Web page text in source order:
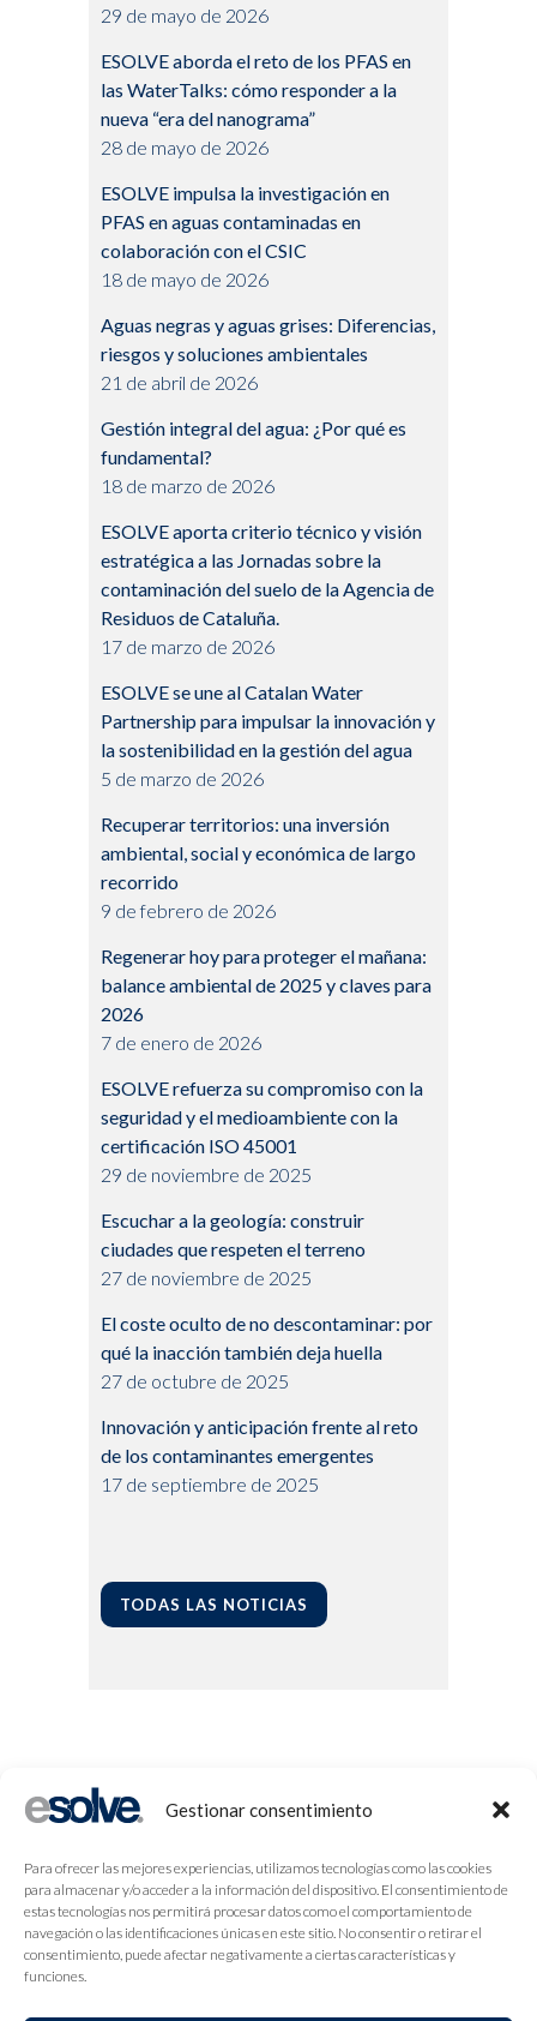
Gestionar consentimiento
Para ofrecer las mejores experiencias, utilizamos tecnologías como las cookies
para almacenar y/o acceder a la información del dispositivo. El consentimiento de
estas tecnologías nos permitirá procesar datos como el comportamiento de
navegación o las identificaciones únicas en este sitio. No consentir o retirar el
consentimiento, puede afectar negativamente a ciertas características y
funciones.
29 de mayo de 2026
ESOLVE aborda el reto de los PFAS en
las WaterTalks: cómo responder a la
nueva “era del nanograma”
28 de mayo de 2026
ESOLVE impulsa la investigación en
PFAS en aguas contaminadas en
colaboración con el CSIC
18 de mayo de 2026
Aguas negras y aguas grises: Diferencias,
riesgos y soluciones ambientales
21 de abril de 2026
Gestión integral del agua: ¿Por qué es
fundamental?
18 de marzo de 2026
ESOLVE aporta criterio técnico y visión
estratégica a las Jornadas sobre la
contaminación del suelo de la Agencia de
Residuos de Cataluña.
17 de marzo de 2026
ESOLVE se une al Catalan Water
Partnership para impulsar la innovación y
la sostenibilidad en la gestión del agua
5 de marzo de 2026
Recuperar territorios: una inversión
ambiental, social y económica de largo
recorrido
9 de febrero de 2026
Regenerar hoy para proteger el mañana:
balance ambiental de 2025 y claves para
2026
7 de enero de 2026
ESOLVE refuerza su compromiso con la
seguridad y el medioambiente con la
certificación ISO 45001
29 de noviembre de 2025
Escuchar a la geología: construir
ciudades que respeten el terreno
27 de noviembre de 2025
El coste oculto de no descontaminar: por
qué la inacción también deja huella
27 de octubre de 2025
Innovación y anticipación frente al reto
de los contaminantes emergentes
17 de septiembre de 2025
TODAS LAS NOTICIAS